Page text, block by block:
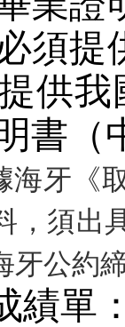
須提
供
書
海牙《
，須出
牙公約
績單